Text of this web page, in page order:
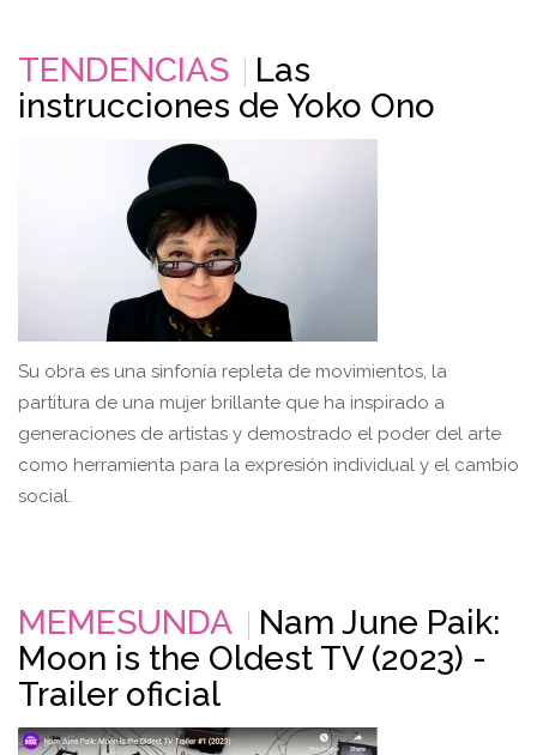
TENDENCIAS
Las
instrucciones de Yoko Ono
Su obra es una sinfonía repleta de movimientos, la
partitura de una mujer brillante que ha inspirado a
generaciones de artistas y demostrado el poder del arte
como herramienta para la expresión individual y el cambio
social.
MEMESUNDA
Nam June Paik:
Moon is the Oldest TV (2023) -
Trailer oficial